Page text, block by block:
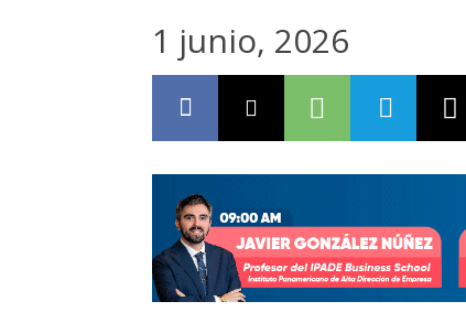
1 junio, 2026